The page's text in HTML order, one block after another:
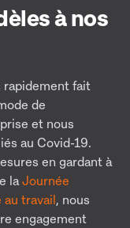
à nos
rapidement fait
de
et nous
au Covid-19.
en gardant à
la Journée
au travail, nous
engagement